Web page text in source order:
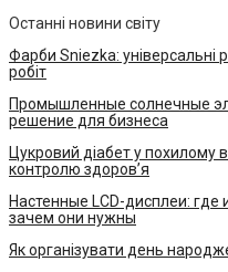
Останні новини світу
Фарби Sniezka: універсальні
робіт
Промышленные солнечные
решение для бизнеса
Цукровий діабет у похилому
контролю здоров’я
Настенные LCD-дисплеи:
зачем они нужны
Як організувати день